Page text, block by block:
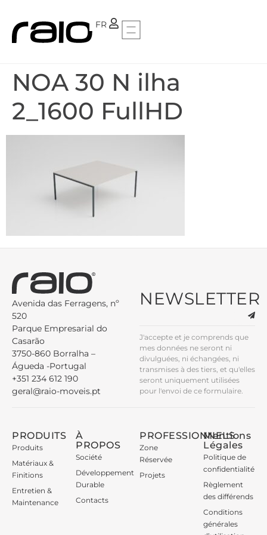
FR
PT
NOA 30 N ilha
2_1600 FullHD
Avenida das Ferragens, nº
520
Parque Empresarial do
Casarão
3750-860 Borralha –
Águeda -Portugal
+351 234 612 190
geral@raio-moveis.pt
NEWSLETTER
J'accepte et je comprends que
mes données ne seront ni
divulguées, ni échangées, ni
transmises à des tiers, et qu'elles
seront uniquement utilisées
pour l'envoi de ce formulaire.
PRODUITS
Produits
Matériaux &
Finitions
Entretien &
Maintenance
À
PROPOS
Société
Développement
Durable
Contacts
PROFESSIONNELS
Zone
Réservée
Projets
Mentions
Légales
Politique de
confidentialité
Règlement
des différends
Conditions
générales